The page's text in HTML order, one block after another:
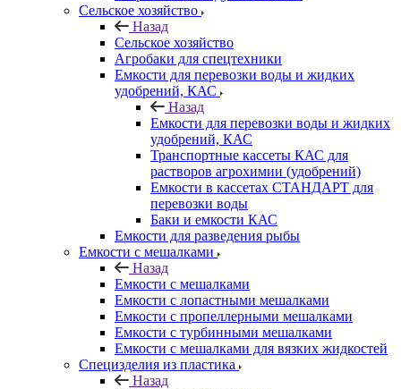
Сельское хозяйство
Назад
Сельское хозяйство
Агробаки для спецтехники
Емкости для перевозки воды и жидких
удобрений, КАС
Назад
Емкости для перевозки воды и жидких
удобрений, КАС
Транспортные кассеты КАС для
растворов агрохимии (удобрений)
Емкости в кассетах СТАНДАРТ для
перевозки воды
Баки и емкости КАС
Емкости для разведения рыбы
Емкости с мешалками
Назад
Емкости с мешалками
Емкости с лопастными мешалками
Емкости с пропеллерными мешалками
Емкости с турбинными мешалками
Емкости с мешалками для вязких жидкостей
Специзделия из пластика
Назад